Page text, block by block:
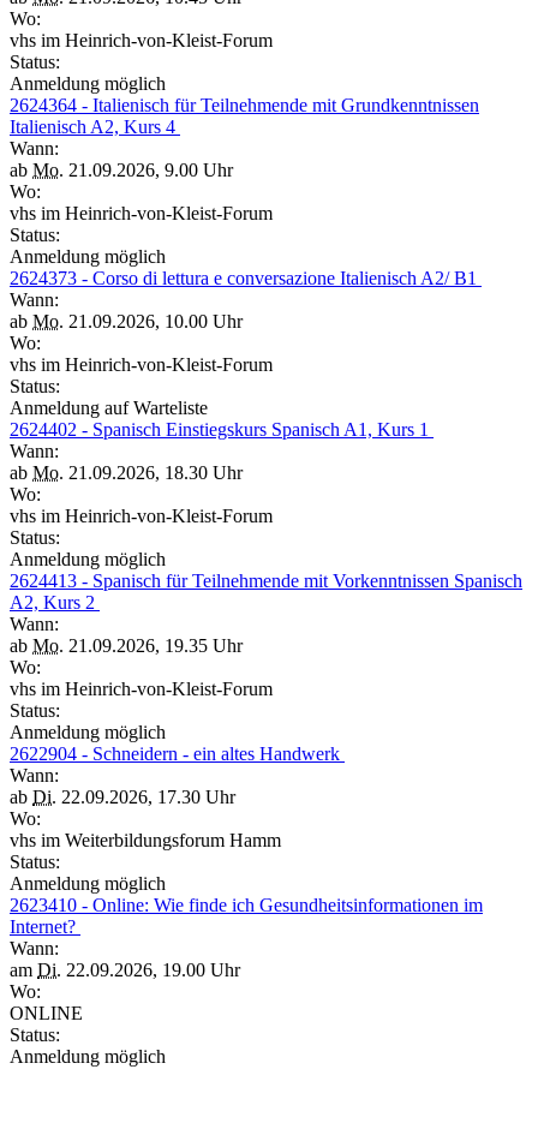
Wo:
vhs im Heinrich-von-Kleist-Forum
Status:
Anmeldung möglich
2624364 - Italienisch für Teilnehmende mit Grundkenntnissen
Italienisch A2, Kurs 4
Wann:
ab Mo. 21.09.2026, 9.00 Uhr
Wo:
vhs im Heinrich-von-Kleist-Forum
Status:
Anmeldung möglich
2624373 - Corso di lettura e conversazione Italienisch A2/ B1
Wann:
ab Mo. 21.09.2026, 10.00 Uhr
Wo:
vhs im Heinrich-von-Kleist-Forum
Status:
Anmeldung auf Warteliste
2624402 - Spanisch Einstiegskurs Spanisch A1, Kurs 1
Wann:
ab Mo. 21.09.2026, 18.30 Uhr
Wo:
vhs im Heinrich-von-Kleist-Forum
Status:
Anmeldung möglich
2624413 - Spanisch für Teilnehmende mit Vorkenntnissen Spanisch
A2, Kurs 2
Wann:
ab Mo. 21.09.2026, 19.35 Uhr
Wo:
vhs im Heinrich-von-Kleist-Forum
Status:
Anmeldung möglich
2622904 - Schneidern - ein altes Handwerk
Wann:
ab Di. 22.09.2026, 17.30 Uhr
Wo:
vhs im Weiterbildungsforum Hamm
Status:
Anmeldung möglich
2623410 - Online: Wie finde ich Gesundheitsinformationen im
Internet?
Wann:
am Di. 22.09.2026, 19.00 Uhr
Wo:
ONLINE
Status:
Anmeldung möglich